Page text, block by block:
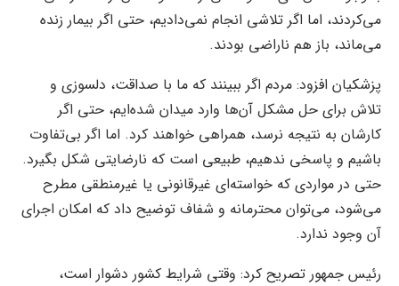
می‌کردند، اما اگر تلاشی انجام نمی‌دادیم، حتی اگر بیمار زنده
می‌ماند، باز هم ناراضی بودند.
پزشکیان افزود: مردم اگر ببینند که ما با صداقت، دلسوزی و
تلاش برای حل مشکل آن‌ها وارد میدان شده‌ایم، حتی اگر
کارشان به نتیجه نرسد، همراهی خواهند کرد. اما اگر بی‌تفاوت
باشیم و پاسخی ندهیم، طبیعی است که نارضایتی شکل بگیرد.
حتی در مواردی که خواسته‌ای غیرقانونی یا غیرمنطقی مطرح
می‌شود، می‌توان محترمانه و شفاف توضیح داد که امکان اجرای
آن وجود ندارد.
رئیس جمهور تصریح کرد: وقتی شرایط کشور دشوار است،